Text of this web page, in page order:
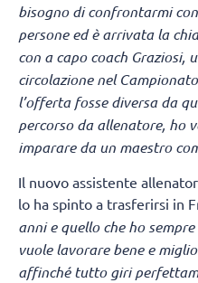
bisogno di confrontarmi
persone ed è arrivata la
con a capo coach
circolazione nel
l’offerta fosse diversa da
percorso da allenatore, ho
imparare da un maestro
Il nuovo assistente
lo ha spinto a trasferirsi in
anni e quello che ho
vuole lavorare bene e
affinché tutto giri